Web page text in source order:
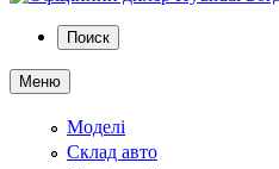
Поиск
Меню
Моделі
Склад авто